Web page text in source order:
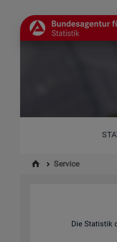
Service
Die Sta­tis­tik